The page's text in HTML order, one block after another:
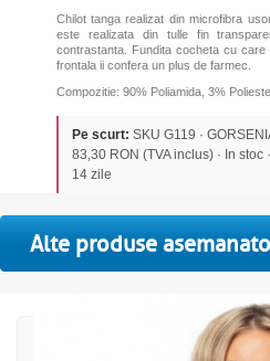
Chilot tanga realizat din microfibra
este realizata din tulle fin
contrastanta. Fundita cocheta cu
frontala ii confera un plus de farmec.
Compozitie: 90% Poliamida, 3%
Pe scurt: SKU G119 ·
83,30 RON (TVA inclus) · In stoc
14 zile
Alte produse